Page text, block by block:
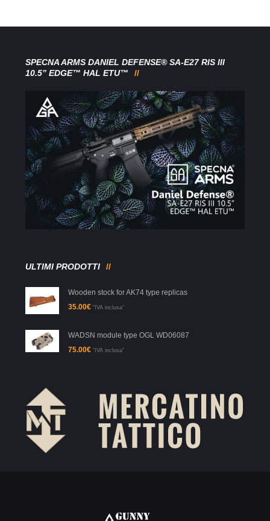
SPECNA ARMS DANIEL DEFENSE® SA-E27 RIS III
10.5” EDGE™ HAL ETU™
ULTIMI PRODOTTI
Wooden stock for AK74 type replicas
35.00€ "IVA inclusa"
WADSN module type OGL WD06087
75.00€ "IVA inclusa"